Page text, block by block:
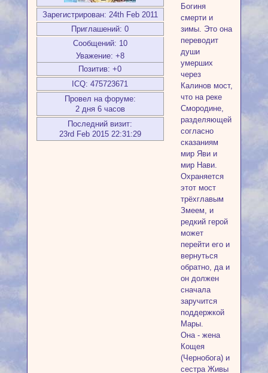
Зарегистрирован: 24th Feb 2011
Приглашений: 0
Сообщений: 10
Уважение: +8
Позитив: +0
ICQ: 475723671
Провел на форуме:
2 дня 6 часов
Последний визит:
23rd Feb 2015 22:31:29
Богиня
смерти и
зимы. Это она
переводит
души
умерших
через
Калинов мост,
что на реке
Смородине,
разделяющей
согласно
сказаниям
мир Яви и
мир Нави.
Охраняется
этот мост
трёхглавым
Змеем, и
редкий герой
может
перейти его и
вернуться
обратно, да и
он должен
сначала
заручится
поддержкой
Мары.
Она - жена
Кощея
(Чернобога) и
сестра Живы